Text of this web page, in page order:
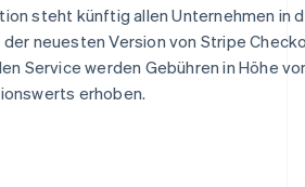
steht künftig allen Unternehmen in
der neuesten Version von Stripe
Service werden Gebühren in Höhe
erhoben.